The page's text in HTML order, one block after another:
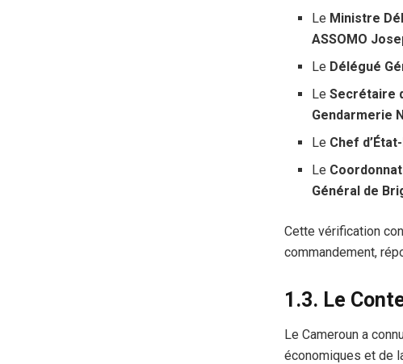
Le Ministre
ASSOMO
Le Délégué
LeSecrétaire
Gendarmerie
Le Chef
Le
Général de
Cette vérification
commandement,
1.3. Le
Le Cameroun a
économiques et de